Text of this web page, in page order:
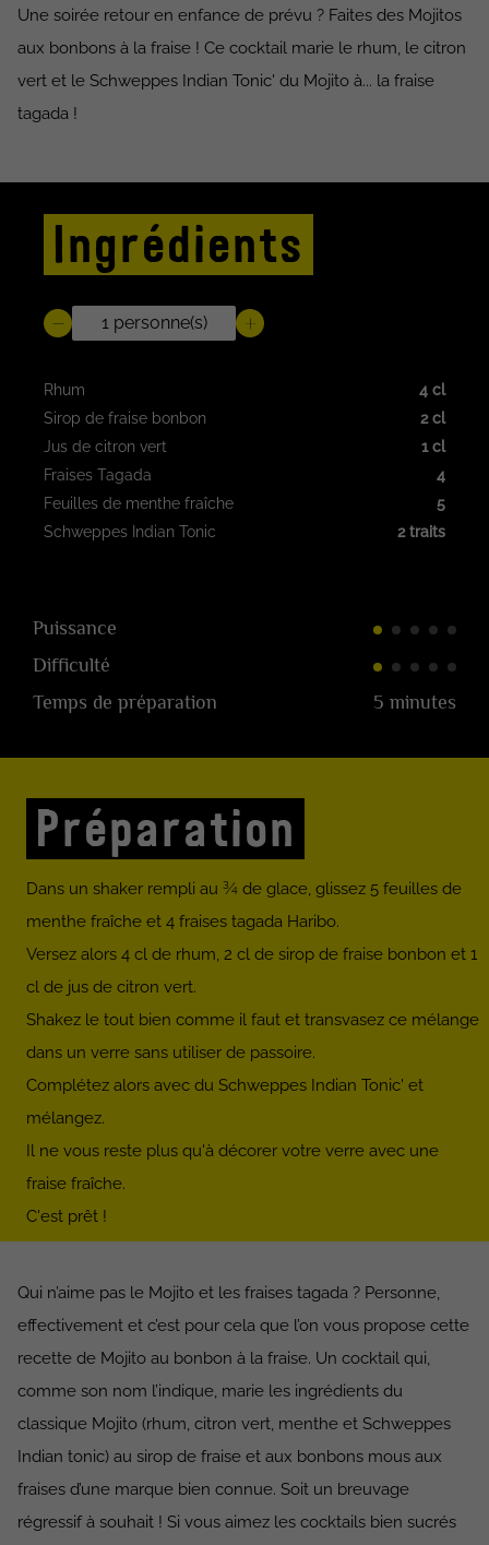
Une soirée retour en enfance de prévu ? Faites des Mojitos
aux bonbons à la fraise ! Ce cocktail marie le rhum, le citron
vert et le Schweppes Indian Tonic' du Mojito à... la fraise
tagada !
Ingrédients
Rhum
4 cl
Sirop de fraise bonbon
2 cl
Jus de citron vert
1 cl
Fraises Tagada
4
Feuilles de menthe fraîche
5
Schweppes Indian Tonic
2 traits
Puissance
Difficulté
Temps de préparation
5 minutes
Préparation
Dans un shaker rempli au ¾ de glace, glissez 5 feuilles de
menthe fraîche et 4 fraises tagada Haribo.
Versez alors 4 cl de rhum, 2 cl de sirop de fraise bonbon et 1
cl de jus de citron vert.
Shakez le tout bien comme il faut et transvasez ce mélange
dans un verre sans utiliser de passoire.
Complétez alors avec du Schweppes Indian Tonic' et
mélangez.
Il ne vous reste plus qu'à décorer votre verre avec une
fraise fraîche.
C'est prêt !
Qui n’aime pas le Mojito et les fraises tagada ? Personne,
effectivement et c’est pour cela que l’on vous propose cette
recette de Mojito au bonbon à la fraise. Un cocktail qui,
comme son nom l’indique, marie les ingrédients du
classique Mojito (rhum, citron vert, menthe et Schweppes
Indian tonic) au sirop de fraise et aux bonbons mous aux
fraises d’une marque bien connue. Soit un breuvage
régressif à souhait ! Si vous aimez les cocktails bien sucrés